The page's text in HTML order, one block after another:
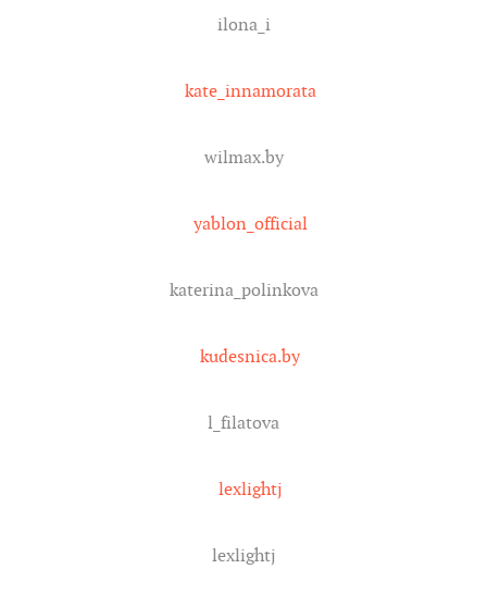
ilona_i
kate_innamorata
wilmax.by
yablon_official
katerina_polinkova
kudesnica.by
l_filatova
lexlightj
lexlightj